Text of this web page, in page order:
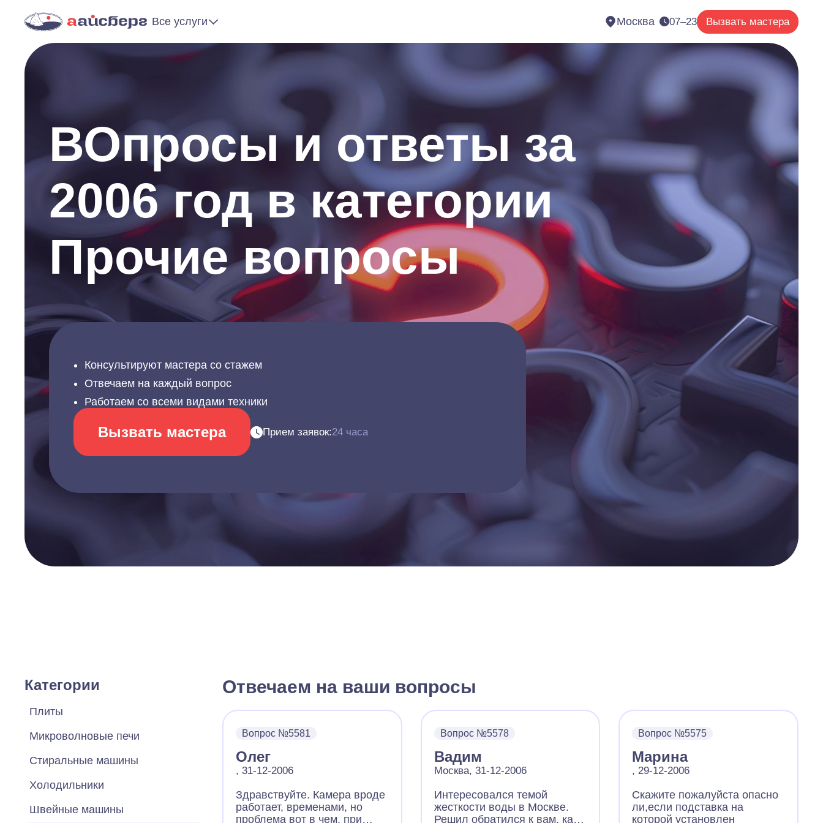
Все услуги Москва 07–23 Вызвать мастера
ВОпросы и ответы за
2006 год в категории
Прочие вопросы
Консультируют мастера со стажем
Отвечаем на каждый вопрос
Работаем со всеми видами техники
Вызвать мастера Прием заявок:24 часа
Категории
Плиты
Микроволновые печи
Стиральные машины
Холодильники
Швейные машины
Отвечаем на ваши вопросы
Вопрос №5581
Олег
, 31-12-2006
Здравствуйте. Камера вроде
работает, временами, но
проблема вот в чем, при
Вопрос №5578
Вадим
Москва, 31-12-2006
Интересовался темой
жесткости воды в Москве.
Решил обратился к вам, как к
Вопрос №5575
Марина
, 29-12-2006
Скажите пожалуйста опасно
ли,если подставка на
которой установлен